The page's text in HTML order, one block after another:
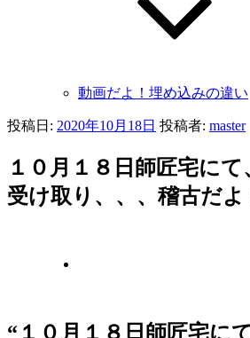
動画だよ！埋め込みの違い
投稿日: 2020年10月18日 投稿者: master
１０月１８日師匠宅に
受け取り、、、稽古だよ
“１０月１８日師匠宅に